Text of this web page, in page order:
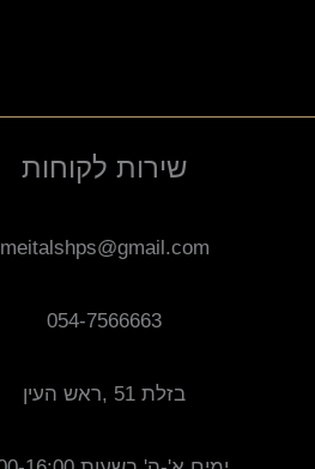
שירות לקוחות
meitalshps@gmail.com
054-7566663
בזלת 51 ,ראש העין